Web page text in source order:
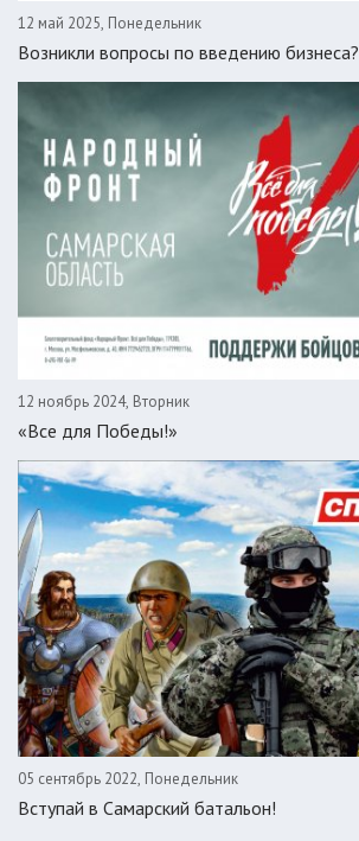
12 май 2025, Понедельник
Возникли вопросы по введению бизнеса?
12 ноябрь 2024, Вторник
«Все для Победы!»
05 сентябрь 2022, Понедельник
Вступай в Самарский батальон!